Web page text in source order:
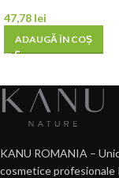
47,78 lei
ADAUGĂ ÎN COȘ
KANU ROMANIA –
cosmetice profesionale